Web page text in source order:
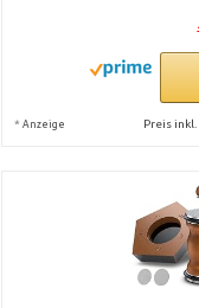
* Anzeige Preis